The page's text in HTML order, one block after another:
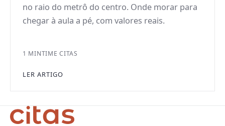
no raio do metrô do centro. Onde morar para
chegar à aula a pé, com valores reais.
1 MINTIME CITAS
LER ARTIGO